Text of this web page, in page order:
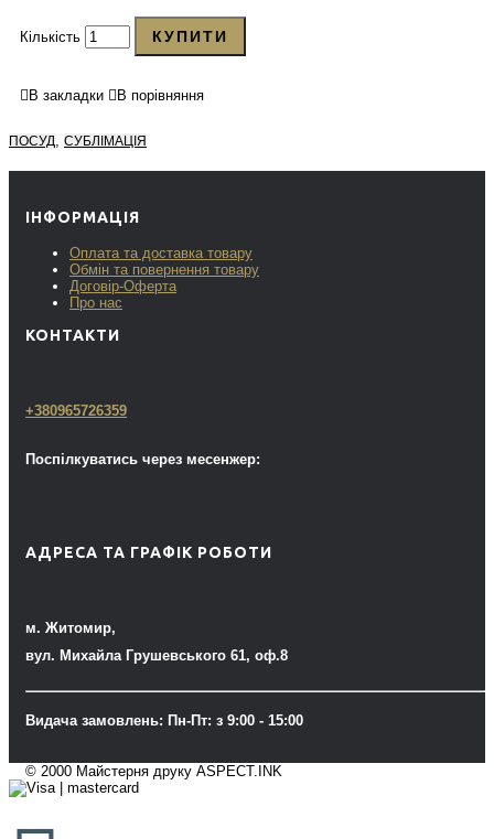
Кількість КУПИТИ
В закладки В порівняння
ПОСУД СУБЛІМАЦІЯ
ІНФОРМАЦІЯ
Оплата та доставка товару
Обмін та повернення товару
Договір-Оферта
Про нас
КОНТАКТИ
+380965726359
Поспілкуватись через месенжер:
АДРЕСА ТА ГРАФІК РОБОТИ
м. Житомир,
вул. Михайла Грушевського 61, оф.8
Видача замовлень: Пн-Пт: з 9:00 - 15:00
© 2000 Майстерня друку ASPECT.INK